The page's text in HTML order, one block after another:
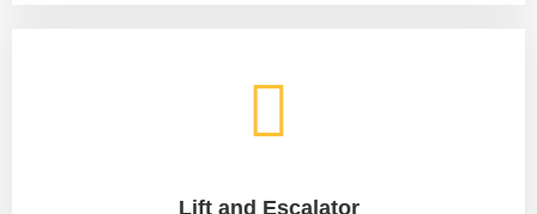
Lift and Escalator